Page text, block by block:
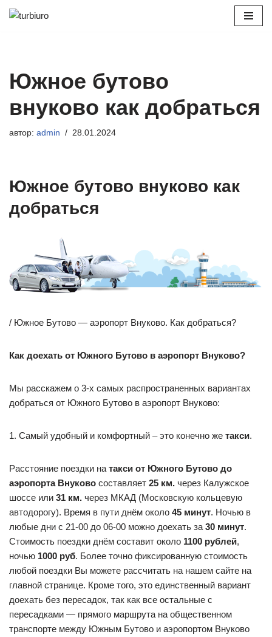
Южное бутово
внуково как добраться
автор: admin 28.01.2024
Южное бутово внуково как
добраться
/ Южное Бутово — аэропорт Внуково. Как добраться?
Как доехать от Южного Бутово в аэропорт Внуково?
Мы расскажем о 3-х самых распространенных вариантах
добраться от Южного Бутово в аэропорт Внуково:
1. Самый удобный и комфортный – это конечно же такси.
Расстояние поездки на такси от Южного Бутово до
аэропорта Внуково составляет 25 км. через Калужское
шоссе или 31 км. через МКАД (Московскую кольцевую
автодорогу). Время в пути днём около 45 минут. Ночью в
любые дни с 21-00 до 06-00 можно доехать за 30 минут.
Стоимость поездки днём составит около 1100 рублей,
ночью 1000 руб. Более точно фиксированную стоимость
любой поездки Вы можете рассчитать на нашем сайте на
главной странице. Кроме того, это единственный вариант
доехать без пересадок, так как все остальные с
пересадками — прямого маршрута на общественном
транспорте между Южным Бутово и аэропортом Внуково